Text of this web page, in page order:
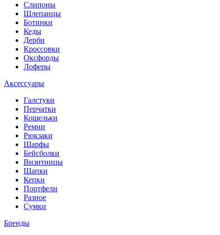
Слипоны
Шлепанцы
Ботинки
Кеды
Дерби
Кроссовки
Оксфорды
Лоферы
Аксессуары
Галстуки
Перчатки
Кошельки
Ремни
Рюкзаки
Шарфы
Бейсболки
Визитницы
Шапки
Кепки
Портфели
Разное
Сумки
Бренды